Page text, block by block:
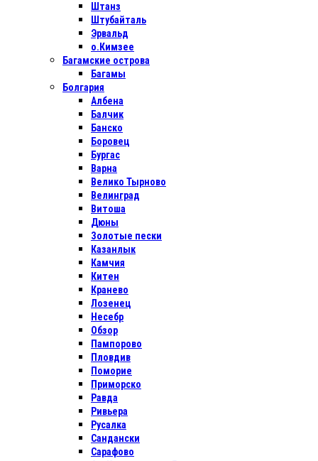
Штанз
Штубайталь
Эрвальд
о.Кимзее
Багамские острова
Багамы
Болгария
Албена
Балчик
Банско
Боровец
Бургас
Варна
Велико Тырново
Велинград
Витоша
Дюны
Золотые пески
Казанлык
Камчия
Китен
Кранево
Лозенец
Несебр
Обзор
Пампорово
Пловдив
Поморие
Приморско
Равда
Ривьера
Русалка
Сандански
Сарафово